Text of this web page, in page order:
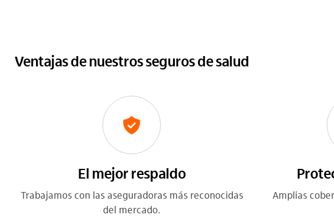
Ventajas de nuestros seguros de salud
El mejor respaldo
Trabajamos con las aseguradoras más reconocidas
del mercado.
Amplias